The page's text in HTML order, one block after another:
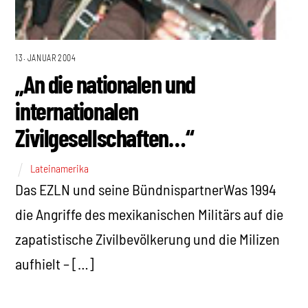
13. JANUAR 2004
„An die nationalen und
internationalen
Zivilgesellschaften…“
Lateinamerika
Das EZLN und seine BündnispartnerWas 1994
die Angriffe des mexikanischen Militärs auf die
zapatistische Zivilbevölkerung und die Milizen
aufhielt – […]